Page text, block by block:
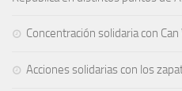
Concentración solidaria con
Acciones solidarias con los